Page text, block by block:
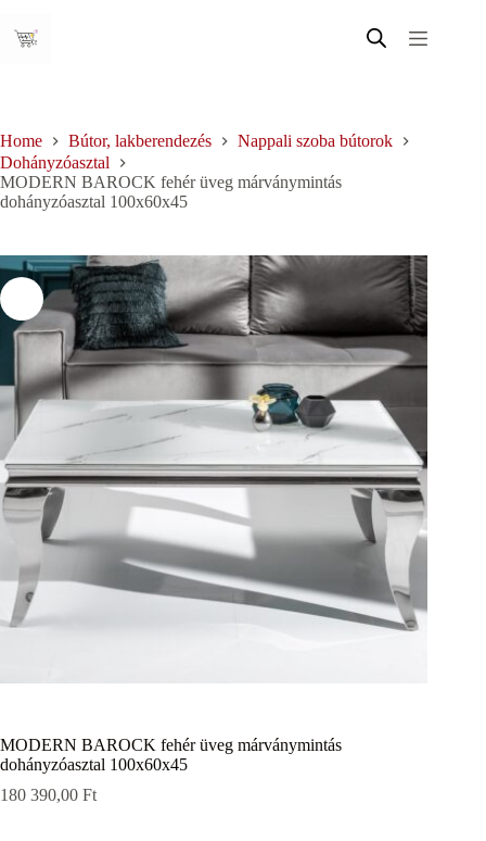
content
Home Bútor, lakberendezés
Nappali szoba bútorok
Dohányzóasztal
MODERN BAROCK fehér üveg márványmintás
dohányzóasztal 100x60x45
MODERN BAROCK fehér üveg márványmintás
dohányzóasztal 100x60x45
180 390,00 Ft